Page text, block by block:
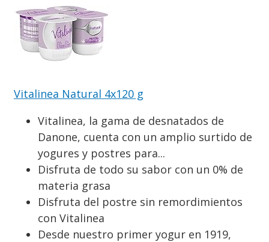
Vitalinea Natural 4x120 g
Vitalinea, la gama de desnatados de
Danone, cuenta con un amplio surtido de
yogures y postres para...
Disfruta de todo su sabor con un 0% de
materia grasa
Disfruta del postre sin remordimientos
con Vitalinea
Desde nuestro primer yogur en 1919,